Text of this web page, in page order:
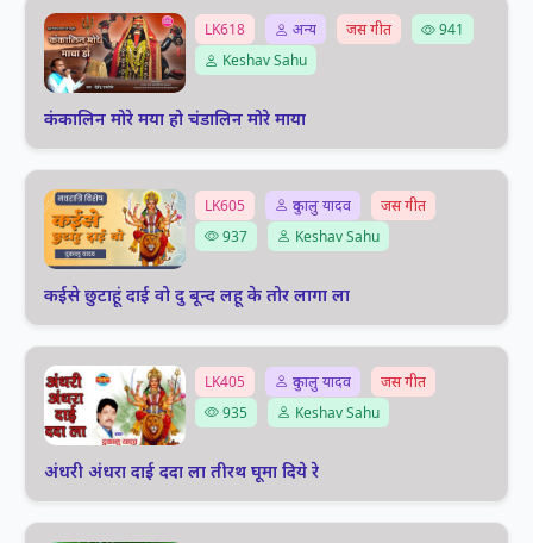
LK618 अन्य जस गीत
941
Keshav Sahu
कंकालिन मोरे मया हो चंडालिन मोरे माया
LK605 दुकालु यादव
जस गीत
937
Keshav Sahu
कईसे छुटाहूं दाई वो दु बून्द लहू के तोर लागा ला
LK405 दुकालु यादव
जस गीत
935
Keshav Sahu
अंधरी अंधरा दाई ददा ला तीरथ घूमा दिये रे